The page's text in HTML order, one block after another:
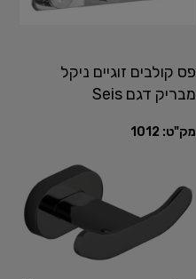
פס קולבים זוגיים ניקל
מבריק דגם Seis
מק"ט: 1012